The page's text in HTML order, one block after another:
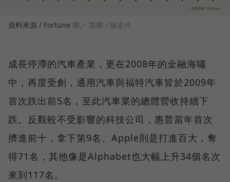
資料來源 / Fortune 圖／ 製圖 / 陳姿伶
成長停滯的汽車產業，更在2008年的金融海嘯
中，再度受創，通用汽車與福特汽車皆於2009年
首次跌出前5名，至此汽車業的總體營收持續下
跌。反觀較不受影響的科技公司，惠普當年首次
擠進前十，拿下第9名、Apple則是打進百大，奪
得71名，其他像是Alphabet也大幅上升34個名次
來到117名。